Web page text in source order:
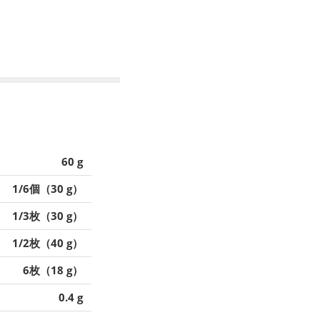
60 g
1/6個（30 g）
1/3枚（30 g）
1/2枚（40 g）
6枚（18 g）
0.4 g